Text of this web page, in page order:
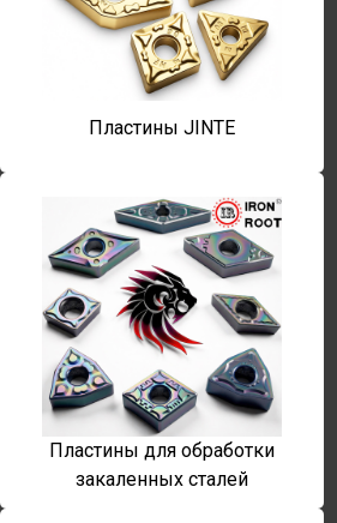
Пластины JINTE
Пластины для обработки
закаленных сталей